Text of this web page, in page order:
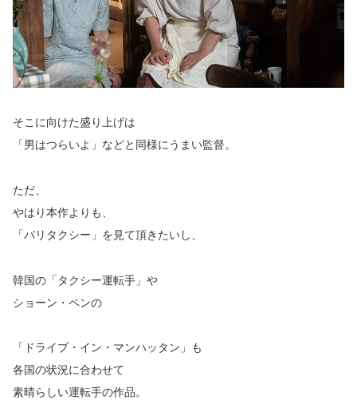
そこに向けた盛り上げは
「男はつらいよ」などと同様にうまい監督。
ただ、
やはり本作よりも、
「パリタクシー」を見て頂きたいし、
韓国の「タクシー運転手」や
ショーン・ペンの
「ドライブ・イン・マンハッタン」も
各国の状況に合わせて
素晴らしい運転手の作品。